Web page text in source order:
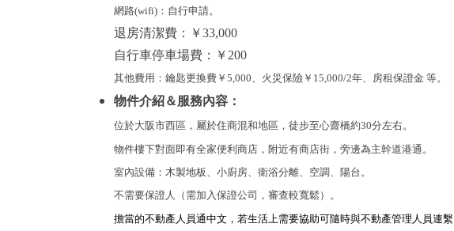
網路(wifi)：自行申請。
退房清潔費：
￥33,000
自行車停車場費：
￥ 200
其他費用：鑰匙更換費￥5,000、火災保險￥15,000/2年、房租保證金 等。
物件介紹＆服務內容：
位於大阪市西區，屬於住商混和地區，徒步至心齋橋約30分左右。
物件樓下對面即有全家便利商店，附近有商店街，旁邊為主幹道港通。
室內設備：木製地板、小廚房、衛浴分離、空調、陽台。
不需要保證人（需加入保證公司，審查較寬鬆）。
擔當的不動產人員通中文，若生活上需要協助可隨時與不動產管理人員連繫